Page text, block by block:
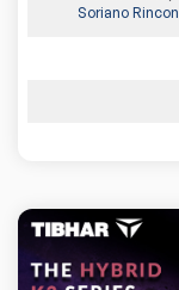
Soriano Rincon